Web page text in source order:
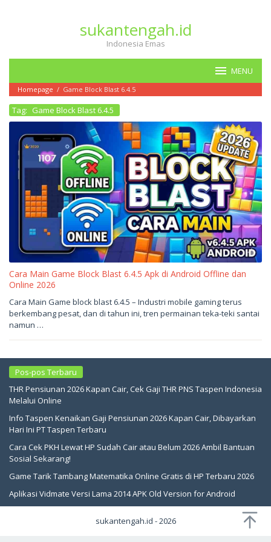
sukantengah.id
Indonesia Emas
MENU
Homepage / Game Block Blast 6.4.5
Tag: Game Block Blast 6.4.5
Cara Main Game Block Blast 6.4.5 Apk di Android Offline dan
Online 2026
Juni
2,
Cara Main Game block blast 6.4.5 – Industri mobile gaming terus
berkembang pesat, dan di tahun ini, tren permainan teka-teki santai
namun …
Pos-pos Terbaru
THR Pensiunan 2026 Kapan Cair, Cek Gaji THR PNS Taspen Indonesia
Melalui Online
Info Taspen Kenaikan Gaji Pensiunan 2026 Kapan Cair, Dibayarkan
Hari Ini PT Taspen Terbaru
Cara Cek PKH Lewat HP Sudah Cair atau Belum 2026 Ambil Bantuan
Sosial Sekarang!
Game Tarik Tambang Matematika Online Gratis di HP Terbaru 2026
Aplikasi Vidmate Versi Lama 2014 APK Old Version for Android
sukantengah.id - 2026